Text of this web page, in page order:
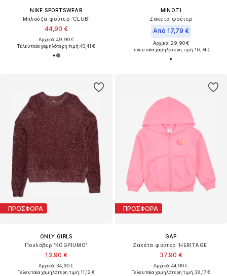
NIKE SPORTSWEAR
Μπλούζα φούτερ 'CLUB'
44,90 €
Αρχικά: 49,90 €
Τελευταία χαμηλότερη τιμή:40,41 €
MINOTI
Ζακέτα φούτερ
Από 17,79 €
Αρχικά: 29,90 €
Τελευταία χαμηλότερη τιμή:16,74 €
ΠΡΟΣΦΟΡΑ
ONLY GIRLS
Πουλόβερ 'KOGPIUMO'
13,90 €
Αρχικά: 34,90 €
Τελευταία χαμηλότερη τιμή:11,12 €
ΠΡΟΣΦΟΡΑ
GAP
Ζακέτα φούτερ 'HERITAGE'
37,90 €
Αρχικά: 44,90 €
Τελευταία χαμηλότερη τιμή:38,17 €